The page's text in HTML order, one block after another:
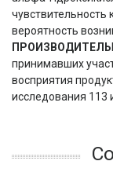
вероятность
ПРОИЗВОДИТЕЛЬ
принимавших
восприятия
исследования 113